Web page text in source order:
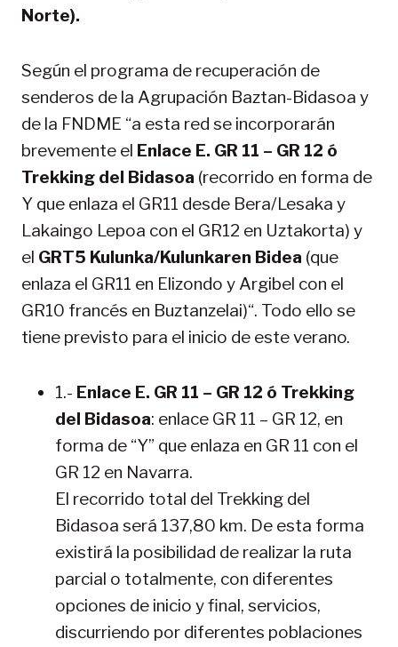
Norte).
Según el programa de recuperación de
senderos de la Agrupación Baztan-Bidasoa y
de la FNDME “a esta red se incorporarán
brevemente el Enlace E. GR 11 – GR 12 ó
Trekking del Bidasoa (recorrido en forma de
Y que enlaza el GR11 desde Bera/Lesaka y
Lakaingo Lepoa con el GR12 en Uztakorta) y
el GRT5 Kulunka/Kulunkaren Bidea (que
enlaza el GR11 en Elizondo y Argibel con el
GR10 francés en Buztanzelai)“. Todo ello se
tiene previsto para el inicio de este verano.
1.- Enlace E. GR 11 – GR 12 ó Trekking
del Bidasoa: enlace GR 11 – GR 12, en
forma de “Y” que enlaza en GR 11 con el
GR 12 en Navarra.
El recorrido total del Trekking del
Bidasoa será 137,80 km. De esta forma
existirá la posibilidad de realizar la ruta
parcial o totalmente, con diferentes
opciones de inicio y final, servicios,
discurriendo por diferentes poblaciones